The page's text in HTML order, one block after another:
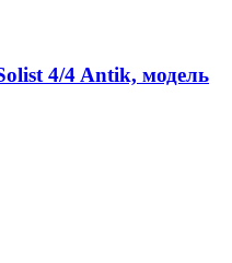
4/4 Antik, модель